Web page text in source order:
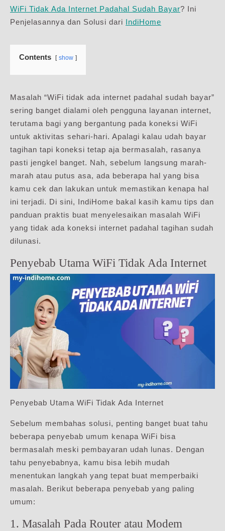
WiFi Tidak Ada Internet Padahal Sudah Bayar? Ini
Penjelasannya dan Solusi dari IndiHome
Contents show
Masalah “WiFi tidak ada internet padahal sudah bayar”
sering banget dialami oleh pengguna layanan internet,
terutama bagi yang bergantung pada koneksi WiFi
untuk aktivitas sehari-hari. Apalagi kalau udah bayar
tagihan tapi koneksi tetap aja bermasalah, rasanya
pasti jengkel banget. Nah, sebelum langsung marah-
marah atau putus asa, ada beberapa hal yang bisa
kamu cek dan lakukan untuk memastikan kenapa hal
ini terjadi. Di sini, IndiHome bakal kasih kamu tips dan
panduan praktis buat menyelesaikan masalah WiFi
yang tidak ada koneksi internet padahal tagihan sudah
dilunasi.
Penyebab Utama WiFi Tidak Ada Internet
Penyebab Utama WiFi Tidak Ada Internet
Sebelum membahas solusi, penting banget buat tahu
beberapa penyebab umum kenapa WiFi bisa
bermasalah meski pembayaran udah lunas. Dengan
tahu penyebabnya, kamu bisa lebih mudah
menentukan langkah yang tepat buat memperbaiki
masalah. Berikut beberapa penyebab yang paling
umum:
1. Masalah Pada Router atau Modem